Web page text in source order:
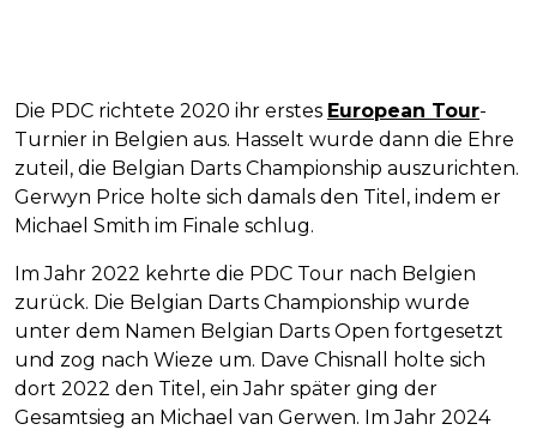
Die PDC richtete 2020 ihr erstes European Tour-
Turnier in Belgien aus. Hasselt wurde dann die Ehre
zuteil, die Belgian Darts Championship auszurichten.
Gerwyn Price holte sich damals den Titel, indem er
Michael Smith im Finale schlug.
Im Jahr 2022 kehrte die PDC Tour nach Belgien
zurück. Die Belgian Darts Championship wurde
unter dem Namen Belgian Darts Open fortgesetzt
und zog nach Wieze um. Dave Chisnall holte sich
dort 2022 den Titel, ein Jahr später ging der
Gesamtsieg an Michael van Gerwen. Im Jahr 2024